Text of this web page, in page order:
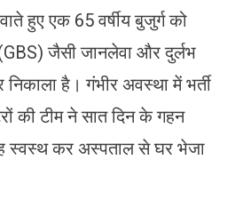
हुए एक 65 वर्षीय बुजुर्ग को
(GBS) जैसी जानलेवा और दुर्लभ
निकाला है। गंभीर अवस्था में भर्ती
की टीम ने सात दिन के गहन
स्वस्थ कर अस्पताल से घर भेजा